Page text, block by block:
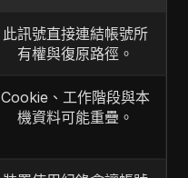
此訊號直接連結帳號所
有權與復原路徑。
Cookie、工作階段與本
機資料可能重疊。